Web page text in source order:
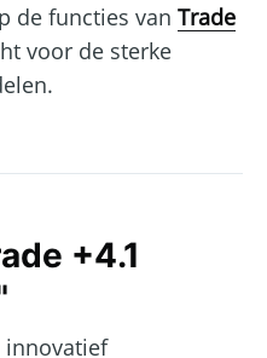
de functies van Trade
voor de sterke
+4.1